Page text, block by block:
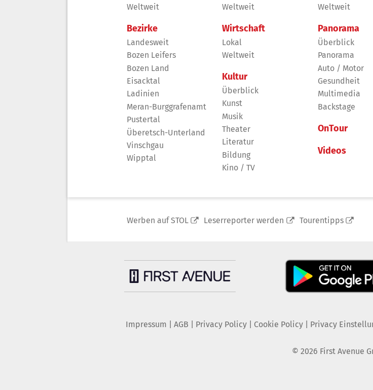
Weltweit
Bezirke
Landesweit
Bozen Leifers
Bozen Land
Eisacktal
Ladinien
Meran-Burggrafenamt
Pustertal
Überetsch-Unterland
Vinschgau
Wipptal
Weltweit
Wirtschaft
Lokal
Weltweit
Kultur
Überblick
Kunst
Musik
Theater
Literatur
Bildung
Kino / TV
Weltweit
Panorama
Überblick
Panorama
Auto / Motor
Gesundheit
Multimedia
Backstage
OnTour
Videos
Werben auf STOL Leserreporter werden Tourentipps
Impressum AGB Privacy Policy| Cookie Policy| Privacy
© 2026 First Avenue